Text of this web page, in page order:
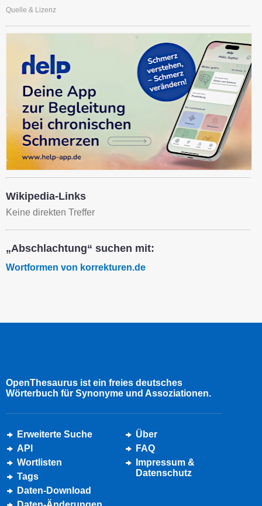
Quelle & Lizenz
Wikipedia-Links
Keine direkten Treffer
„Abschlachtung“ suchen mit:
Wortformen von korrekturen.de
OpenThesaurus ist ein freies deutsches
Wörterbuch für Synonyme und Assoziationen.
Erweiterte Suche
API
Wortlisten
Tags
Daten-Download
Über
FAQ
Impressum &
Datenschutz